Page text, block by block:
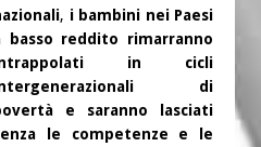
, i bambini nei Paesi
basso reddito rimarranno
in cicli
di
e saranno lasciati
le competenze e le